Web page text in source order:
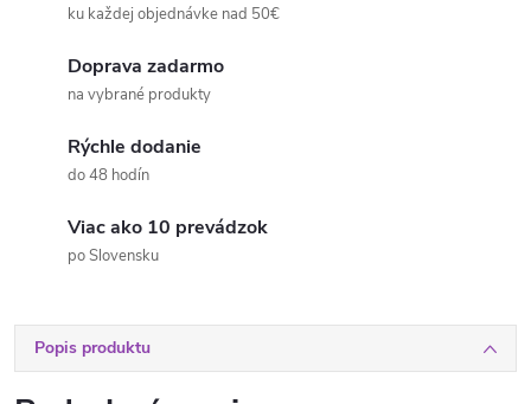
ku každej objednávke nad 50€
Doprava zadarmo
na vybrané produkty
Rýchle dodanie
do 48 hodín
Viac ako 10 prevádzok
po Slovensku
Popis produktu